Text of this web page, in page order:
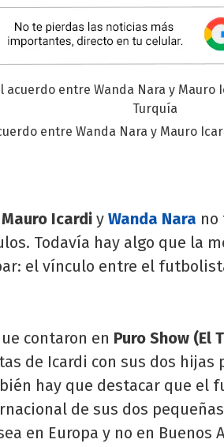
entre Wanda Nara y Mauro
Mauro Icardi y Wanda Nara no
Todavía hay algo que la
el vínculo entre el
contaron en Puro Show (El
de Icardi con sus dos hijas
hay que destacar que el
de sus dos
en Europa y no en Buenos